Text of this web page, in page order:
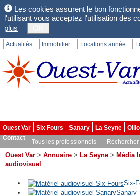
Les cookies assurent le bon
l'utilisant vous acceptez l'utilisation des
plus
Actualités Immobilier Locations année
Ouest Var Six Fours Sanary La Seyne
Contact
Tous les professionnels Rechercher
Ouest Var > Annuaire > La Seyne > Média
audiovisuel
Six-
Sanary